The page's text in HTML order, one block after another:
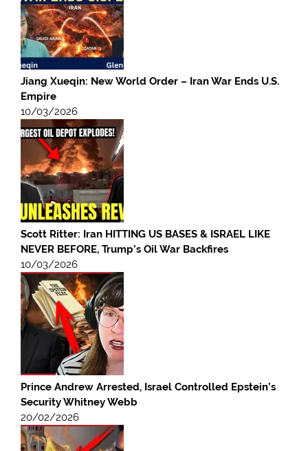
Jiang Xueqin: New World Order – Iran War Ends U.S.
Empire
10/03/2026
Scott Ritter: Iran HITTING US BASES & ISRAEL LIKE
NEVER BEFORE, Trump’s Oil War Backfires
10/03/2026
Prince Andrew Arrested, Israel Controlled Epstein’s
Security Whitney Webb
20/02/2026